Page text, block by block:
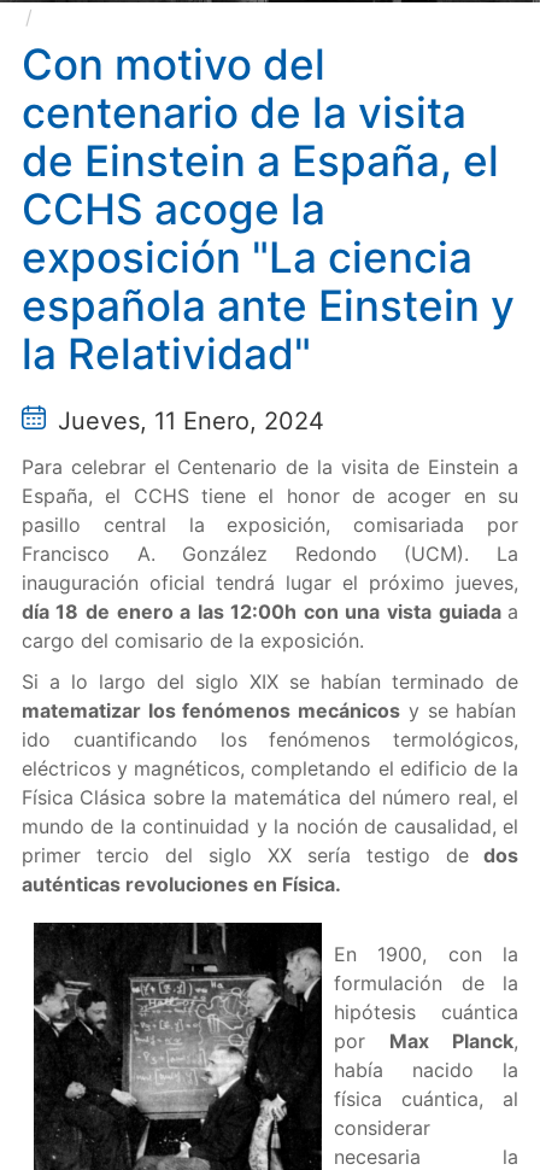
España, el CCHS acoge la exposición "La ciencia
española ante Einstein y la Relatividad"
Con motivo del
centenario de la visita
de Einstein a España, el
CCHS acoge la
exposición "La ciencia
española ante Einstein y
la Relatividad"
Jueves, 11 Enero, 2024
Para celebrar el Centenario de la visita de Einstein a
España, el CCHS tiene el honor de acoger en su
pasillo central la exposición, comisariada por
Francisco A. González Redondo (UCM). La
inauguración oficial tendrá lugar el próximo jueves,
día 18 de enero a las 12:00h con una vista guiada a
cargo del comisario de la exposición.
Si a lo largo del siglo XIX se habían terminado de
matematizar los fenómenos mecánicos y se habían
ido cuantificando los fenómenos termológicos,
eléctricos y magnéticos, completando el edificio de la
Física Clásica sobre la matemática del número real, el
mundo de la continuidad y la noción de causalidad, el
primer tercio del siglo XX sería testigo de dos
auténticas revoluciones en Física.
En 1900, con la
formulación de la
hipótesis cuántica
por Max Planck,
había nacido la
física cuántica, al
considerar
necesaria la